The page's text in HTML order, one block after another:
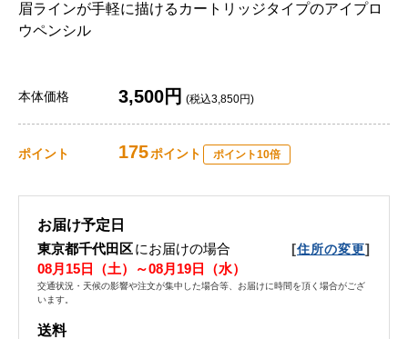
眉ラインが手軽に描けるカートリッジタイプのアイプロ
ウペンシル
本体価格 3,500円 (税込3,850円)
ポイント 175ポイント ポイント10倍
お届け予定日
東京都千代田区にお届けの場合 [住所の変更]
08月15日（土）～08月19日（水）
交通状況・天候の影響や注文が集中した場合等、お届けに時間を頂く場合がござ
います。
送料